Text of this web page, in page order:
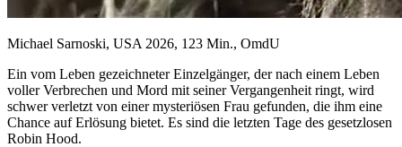
Michael Sarnoski, USA 2026, 123 Min., OmdU
Ein vom Leben gezeichneter Einzelgänger, der nach einem Leben
voller Verbrechen und Mord mit seiner Vergangenheit ringt, wird
schwer verletzt von einer mysteriösen Frau gefunden, die ihm eine
Chance auf Erlösung bietet. Es sind die letzten Tage des gesetzlosen
Robin Hood.